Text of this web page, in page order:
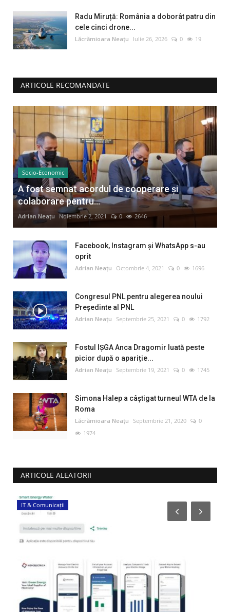
Radu Miruță: România a doborât patru din
cele cinci drone...
Lăcrămioara Neațu Iulie 26, 2026 0 19
ARTICOLE RECOMANDATE
Socio-Economic
A fost semnat acordul de cooperare și
colaborare pentru...
Adrian Neațu Noiembrie 2, 2021 0 2646
Facebook, Instagram și WhatsApp s-au
oprit
Adrian Neațu Octombrie 4, 2021 0 1696
Congresul PNL pentru alegerea noului
Preşedinte al PNL
Adrian Neațu Septembrie 25, 2021 0 1792
Fostul IȘGA Anca Dragomir luată peste
picior după o apariție...
Adrian Neațu Septembrie 19, 2021 0 1745
Simona Halep a câştigat turneul WTA de la
Roma
Lăcrămioara Neațu Septembrie 21, 2020
0
1974
ARTICOLE ALEATORII
IT & Comunicații